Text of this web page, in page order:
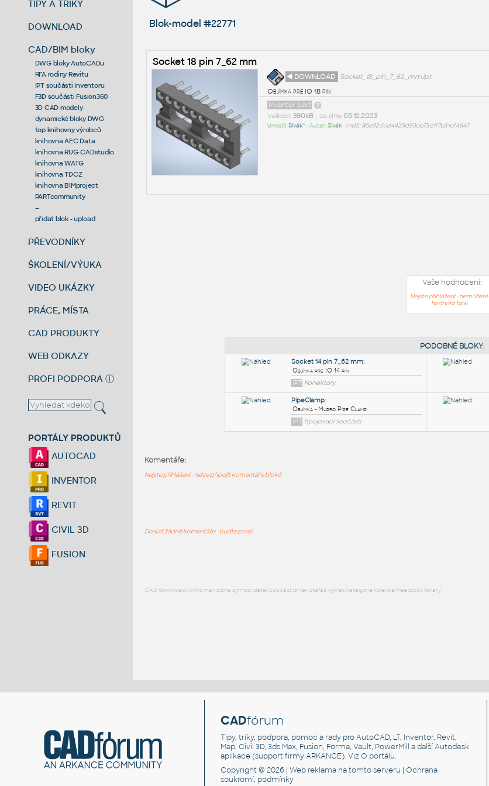
TIPY A TRIKY
DOWNLOAD
CAD/BIM bloky
DWG bloky AutoCADu
RFA rodiny Revitu
IPT součásti Inventoru
F3D součásti Fusion360
3D CAD modely
dynamické bloky DWG
top knihovny výrobců
knihovna AEC Data
knihovna RUG-CADstudio
knihovna WATG
knihovna TDCZ
knihovna BIMproject
PARTcommunity
--
přidat blok - upload
PŘEVODNÍKY
ŠKOLENÍ/VÝUKA
VIDEO UKÁZKY
PRÁCE, MÍSTA
CAD PRODUKTY
WEB ODKAZY
PROFI PODPORA ⓘ
PORTÁLY PRODUKTŮ
AUTOCAD
INVENTOR
REVIT
CIVIL 3D
FUSION
Blok-model #22771
Socket 18 pin 7_62 mm
◄ DOWNLOAD
Socket_18_pin_7_62_mm.ipt
Objímka pre IO 18 pin
Inventor part
Velikost 390kB• ze dne 05.12.2023
Umístil:Sivák^ • Autor:Sivák• md5: 86e92dcd4429d59cb73e1f7b31ef4647
Vaše hodnocení:
Nejste přihlášeni - nemůžete
hodnotit blok
Komentáře:
Nejste přihlášeni - nelze připojit komentáře bloků
Dosud žádné komentáře - buďte první
CAD download: knihovna rodina symbol detail součást prvek stafáž výkres kategorie kolekce free block library
CADfórum
Tipy, triky, podpora, pomoc a rady pro AutoCAD, LT, Inventor, Revit,
Map, Civil 3D, 3ds Max, Fusion, Forma, Vault, PowerMill a další Autodesk
aplikace (support firmy ARKANCE). VizO portálu.
Copyright © 2026 |Web reklama na tomto serveru |Ochrana
soukromí, podmínky